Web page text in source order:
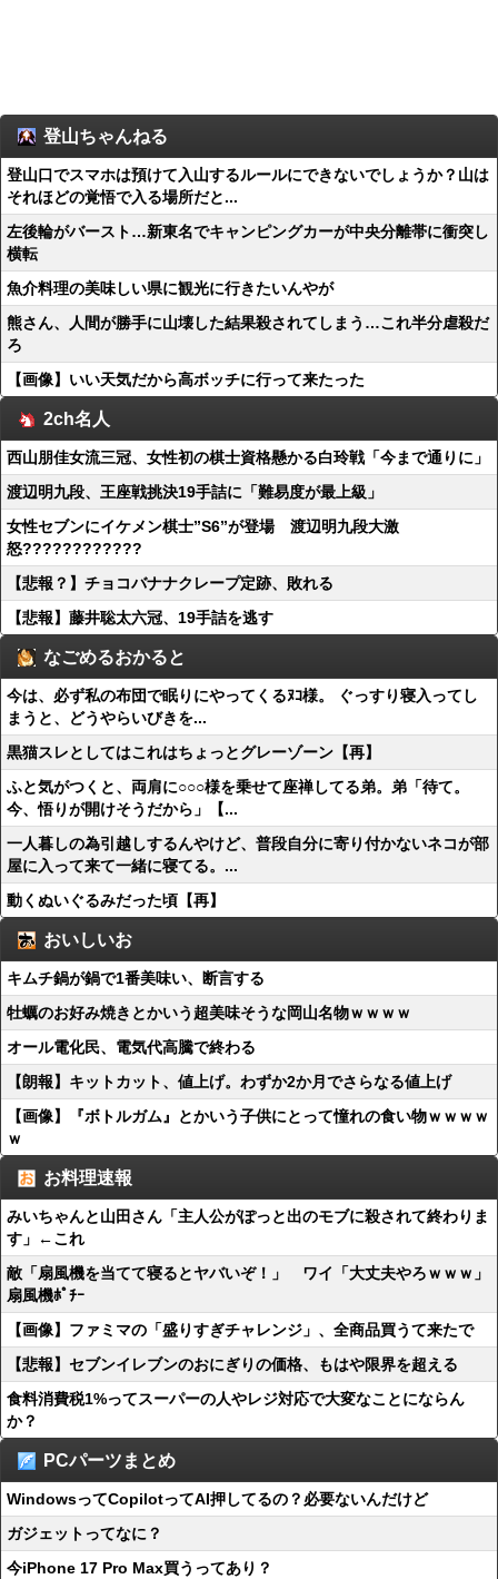
登山ちゃんねる
登山口でスマホは預けて入山するルールにできないでしょうか？山は
それほどの覚悟で入る場所だと...
左後輪がバースト…新東名でキャンピングカーが中央分離帯に衝突し
横転
魚介料理の美味しい県に観光に行きたいんやが
熊さん、人間が勝手に山壊した結果殺されてしまう…これ半分虐殺だ
ろ
【画像】いい天気だから高ボッチに行って来たった
2ch名人
西山朋佳女流三冠、女性初の棋士資格懸かる白玲戦「今まで通りに」
渡辺明九段、王座戦挑決19手詰に「難易度が最上級」
女性セブンにイケメン棋士”S6”が登場 渡辺明九段大激
怒????????????
【悲報？】チョコバナナクレープ定跡、敗れる
【悲報】藤井聡太六冠、19手詰を逃す
なごめるおかると
今は、必ず私の布団で眠りにやってくるﾇｺ様。 ぐっすり寝入ってし
まうと、どうやらいびきを...
黒猫スレとしてはこれはちょっとグレーゾーン【再】
ふと気がつくと、両肩に○○○様を乗せて座禅してる弟。弟「待て。
今、悟りが開けそうだから」【...
一人暮しの為引越しするんやけど、普段自分に寄り付かないネコが部
屋に入って来て一緒に寝てる。...
動くぬいぐるみだった頃【再】
おいしいお
キムチ鍋が鍋で1番美味い、断言する
牡蠣のお好み焼きとかいう超美味そうな岡山名物ｗｗｗｗ
オール電化民、電気代高騰で終わる
【朗報】キットカット、値上げ。わずか2か月でさらなる値上げ
【画像】『ボトルガム』とかいう子供にとって憧れの食い物ｗｗｗｗ
ｗ
お料理速報
みいちゃんと山田さん「主人公がぽっと出のモブに殺されて終わりま
す」←これ
敵「扇風機を当てて寝るとヤバいぞ！」 ワイ「大丈夫やろｗｗｗ」
扇風機ﾎﾟﾁｰ
【画像】ファミマの「盛りすぎチャレンジ」、全商品買うて来たで
【悲報】セブンイレブンのおにぎりの価格、もはや限界を超える
食料消費税1%ってスーパーの人やレジ対応で大変なことにならん
か？
PCパーツまとめ
WindowsってCopilotってAI押してるの？必要ないんだけど
ガジェットってなに？
今iPhone 17 Pro Max買うってあり？